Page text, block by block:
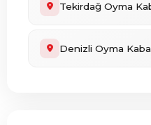
Tekirdağ Oyma
Denizli Oyma